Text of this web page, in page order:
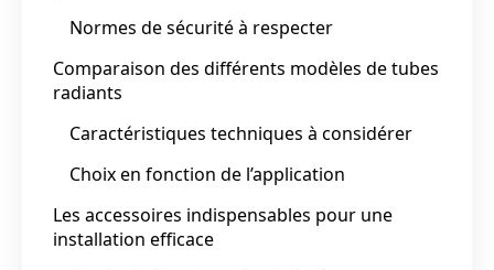
Normes de sécurité à respecter
Comparaison des différents modèles de tubes
radiants
Caractéristiques techniques à considérer
Choix en fonction de l’application
Les accessoires indispensables pour une
installation efficace